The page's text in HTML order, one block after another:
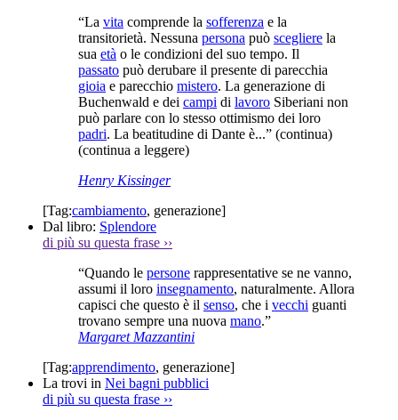
“La vita comprende la sofferenza e la
transitorietà. Nessuna persona può scegliere la
sua età o le condizioni del suo tempo. Il
passato può derubare il presente di parecchia
gioia e parecchio mistero. La generazione di
Buchenwald e dei campi di lavoro Siberiani non
può parlare con lo stesso ottimismo dei loro
padri. La beatitudine di Dante è...” (continua)
(continua a leggere)
Henry Kissinger
[Tag:cambiamento, generazione]
Dal libro: Splendore
di più su questa frase ››
“Quando le persone rappresentative se ne vanno,
assumi il loro insegnamento, naturalmente. Allora
capisci che questo è il senso, che i vecchi guanti
trovano sempre una nuova mano.”
Margaret Mazzantini
[Tag:apprendimento, generazione]
La trovi in Nei bagni pubblici
di più su questa frase ››